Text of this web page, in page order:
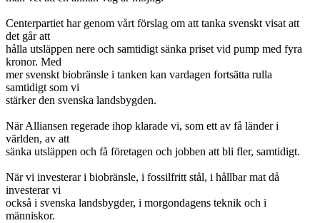
Centerpartiet har genom vårt förslag om att tanka svenskt visat att
det går att
hålla utsläppen nere och samtidigt sänka priset vid pump med fyra
kronor. Med
mer svenskt biobränsle i tanken kan vardagen fortsätta rulla
samtidigt som vi
stärker den svenska landsbygden.
När Alliansen regerade ihop klarade vi, som ett av få länder i
världen, av att
sänka utsläppen och få företagen och jobben att bli fler, samtidigt.
När vi investerar i biobränsle, i fossilfritt stål, i hållbar mat då
investerar vi
också i svenska landsbygder, i morgondagens teknik och i
människor.